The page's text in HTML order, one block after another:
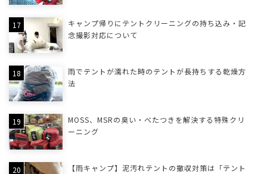
キャンプ帰りにテントクリーニングの持ち込み・記
念撮影対応について
雨でテントが濡れた時のテントが長持ちする乾燥方
法
MOSS、MSRの臭い・べたつきを解決する特殊クリ
ーニング
【雨キャンプ】泥汚れテントの撤収対策は「テント